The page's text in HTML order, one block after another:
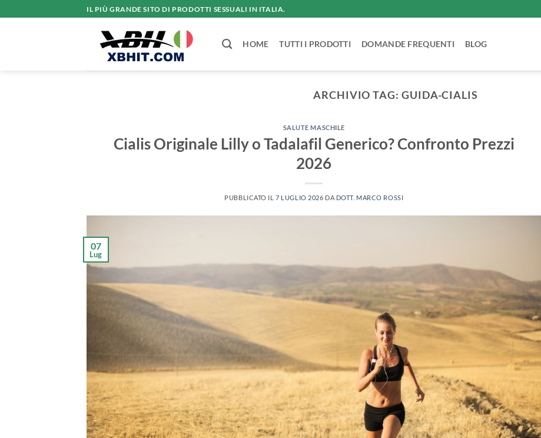
ai
IL PIÙ GRANDE SITO DI PRODOTTI SESSUALI IN ITALIA.
HOME TUTTI I PRODOTTI DOMANDE FREQUENTI BLOG
ARCHIVIO TAG: GUIDA-CIALIS
SALUTE MASCHILE
Cialis Originale Lilly o Tadalafil Generico? Confronto Prezzi
2026
PUBBLICATO IL7 LUGLIO 2026 DA DOTT. MARCO ROSSI
07
Lug